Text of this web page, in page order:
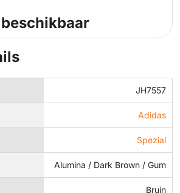
JH7557
Adidas
Spezial
Alumina / Dark Brown / Gum
Bruin